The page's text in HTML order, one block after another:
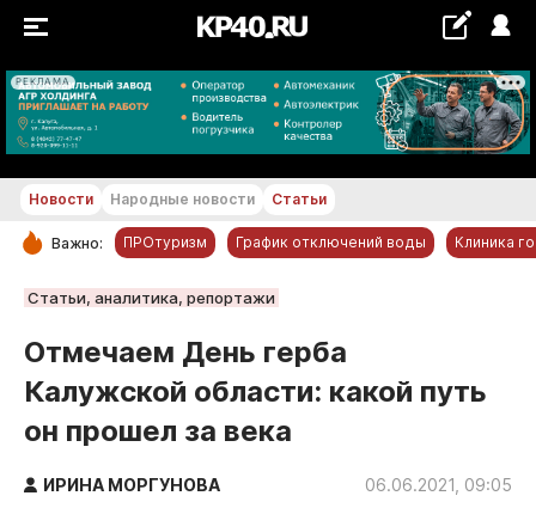
РЕКЛАМА
+29...+30 °С
РУБРИКИ
Новости компаний
Статьи
Народные новости
Авто и транспорт
Новости Народные новости Статьи
Важно: ПРОтуризм График отключений воды Клиника
Статьи, аналитика, репортажи
Отмечаем День герба
Калужской области: какой путь
он прошел за века
ИРИНА МОРГУНОВА 06.06.2021, 09:05